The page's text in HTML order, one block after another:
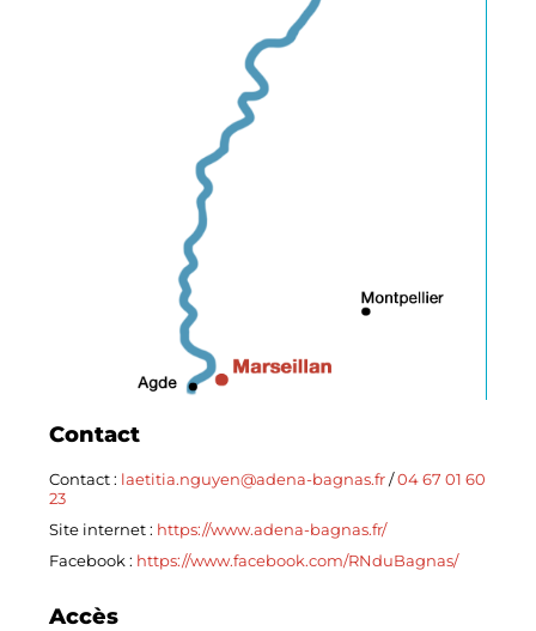
Contact
Contact : laetitia.nguyen@adena-bagnas.fr/04 67 01 60
23
Site internet : https://www.adena-bagnas.fr/
Facebook : https://www.facebook.com/RNduBagnas/
Accès